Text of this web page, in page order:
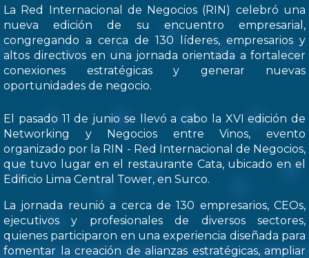
La Red Internacional de Negocios (RIN) celebró una
nueva edición de su encuentro empresarial,
congregando a cerca de 130 líderes, empresarios y
altos directivos en una jornada orientada a fortalecer
conexiones estratégicas y generar nuevas
oportunidades de negocio.
El pasado 11 de junio se llevó a cabo la XVI edición de
Networking y Negocios entre Vinos, evento
organizado por la RIN - Red Internacional de Negocios,
que tuvo lugar en el restaurante Cata, ubicado en el
Edificio Lima Central Tower, en Surco.
La jornada reunió a cerca de 130 empresarios, CEOs,
ejecutivos y profesionales de diversos sectores,
quienes participaron en una experiencia diseñada para
fomentar la creación de alianzas estratégicas, ampliar